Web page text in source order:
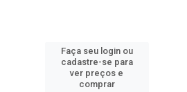
Faça seu login ou
cadastre-se para
ver preços e
comprar